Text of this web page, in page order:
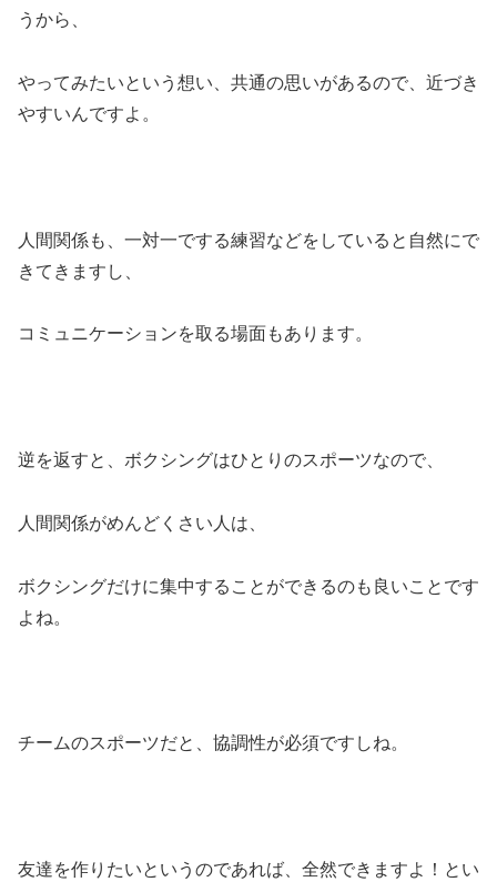
うから、
やってみたいという想い、共通の思いがあるので、近づき
やすいんですよ。
人間関係も、一対一でする練習などをしていると自然にで
きてきますし、
コミュニケーションを取る場面もあります。
逆を返すと、ボクシングはひとりのスポーツなので、
人間関係がめんどくさい人は、
ボクシングだけに集中することができるのも良いことです
よね。
チームのスポーツだと、協調性が必須ですしね。
友達を作りたいというのであれば、全然できますよ！とい